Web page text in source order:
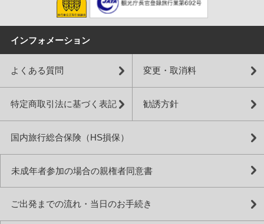
インフォメーション
よくある質問 変更・取消料
特定商取引法に基づく表記 勧誘方針
国内旅行総合保険（HS損保）
未成年者参加の場合の親権者同意書
ご出発までの流れ・当日のお手続き